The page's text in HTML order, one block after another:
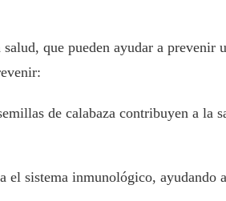
que pueden ayudar a prevenir
de calabaza contribuyen a la
el sistema inmunológico,